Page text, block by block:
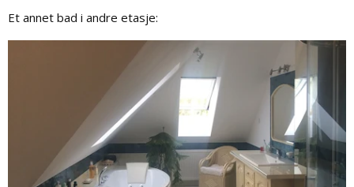
Et annet bad i andre etasje: